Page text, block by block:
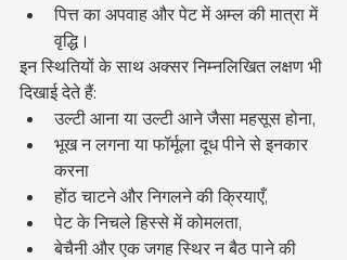
पित्त का अपवाह और पेट में अम्ल की मात्रा में
वृद्धि।
इन स्थितियों के साथ अक्सर निम्नलिखित लक्षण भी
दिखाई देते हैं:
उल्टी आना या उल्टी आने जैसा महसूस होना,
भूख न लगना या फॉर्मूला दूध पीने से इनकार
करना
होंठ चाटने और निगलने की क्रियाएँ,
पेट के निचले हिस्से में कोमलता,
बेचैनी और एक जगह स्थिर न बैठ पाने की